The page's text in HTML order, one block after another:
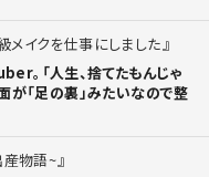
メイクを仕事にしました
。「人生、捨てたもんじゃ
が「足の裏」みたいなので整
産物語~